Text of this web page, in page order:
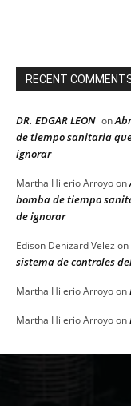
RECENT
DR. EDGAR LEON on
de tiempo sanitaria
ignorar
Martha Hilerio Arroyoon
bomba de tiempo
de ignorar
Edison Denizard Velez on
sistema de controles
Martha Hilerio Arroyoon
Martha Hilerio Arroyoon